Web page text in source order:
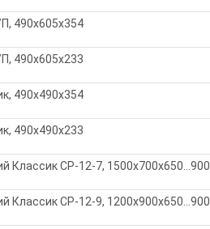
490x605х354
490x605х233
490x490x354
490x490х233
Классик СР-12-7, 1500х700х650…900
Классик СР-12-9, 1200х900х650...900